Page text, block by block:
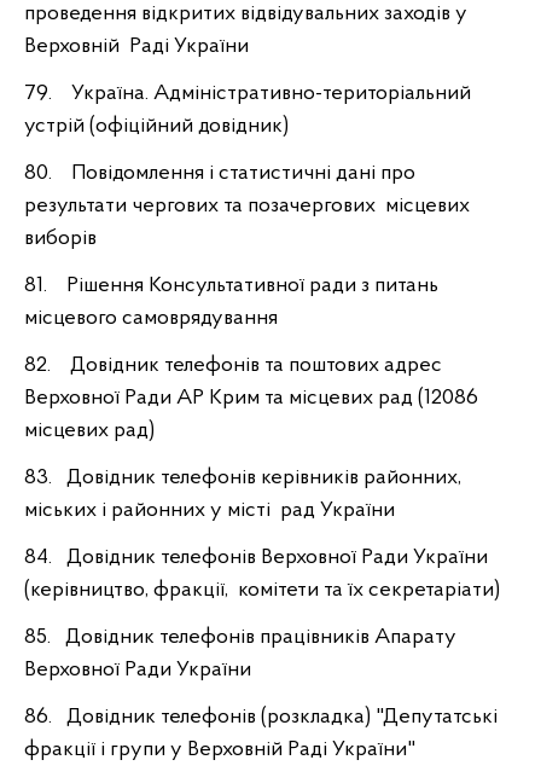
проведення відкритих відвідувальних заходів у
Верховній Раді України
79. Україна. Адміністративно-територіальний
устрій (офіційний довідник)
80. Повідомлення і статистичні дані про
результати чергових та позачергових місцевих
виборів
81. Рішення Консультативної ради з питань
місцевого самоврядування
82. Довідник телефонів та поштових адрес
Верховної Ради АР Крим та місцевих рад (12086
місцевих рад)
83. Довідник телефонів керівників районних,
міських і районних у місті рад України
84. Довідник телефонів Верховної Ради України
(керівництво, фракції, комітети та їх секретаріати)
85. Довідник телефонів працівників Апарату
Верховної Ради України
86. Довідник телефонів (розкладка) "Депутатські
фракції і групи у Верховній Раді України"